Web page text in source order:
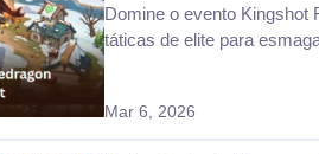
Domine o evento Kingshot
táticas de elite para
Mar 6, 2026